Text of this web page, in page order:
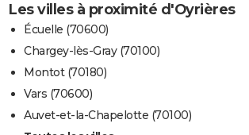
Les villes à proximité d'Oyrières
Écuelle (70600)
Chargey-lès-Gray (70100)
Montot (70180)
Vars (70600)
Auvet-et-la-Chapelotte (70100)